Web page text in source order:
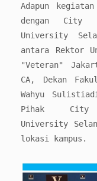
Adapun
dengan City
University
antara Rektor
"Veteran"
CA, Dekan
Wahyu
Pihak City
University
lokasi kampus.